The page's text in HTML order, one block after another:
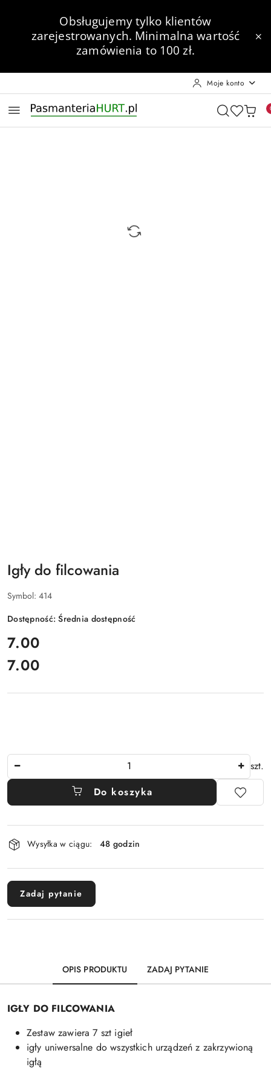
Przejdź do treści głównej
Przejdź do wyszukiwarki
Przejdź do moje konto
Przejdź do menu głównego
Przejdź do opisu produktu
Przejdź do stopki
Obsługujemy tylko klientów
zarejestrowanych. Minimalna wartość
zamówienia to 100 zł.
Moje konto
Igły do filcowania
Symbol: 414
Dostępność:Średnia dostępność
cena:
7.00
Cena:
7.00
szt.
Do koszyka
Dostępność
i
dostawa
Wysyłka w ciągu: 48 godzin
Zadaj pytanie
OPIS PRODUKTU ZADAJ PYTANIE
IGŁY DO FILCOWANIA
Zestaw zawiera 7 szt igieł
igły uniwersalne do wszystkich urządzeń z zakrzywioną
igłą